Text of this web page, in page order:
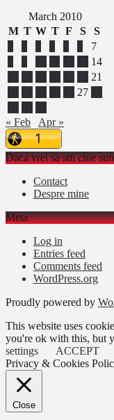
March 2010
M T W T F S
S
7
14
21
27
« Feb
Apr »
Daca vrei sa stii cine
Contact
Despre mine
Meta
Log in
Entries feed
Comments feed
WordPress.org
Proudly powered by
This website uses
you're ok with this, but
settings
ACCEPT
Privacy & Cookies
Close